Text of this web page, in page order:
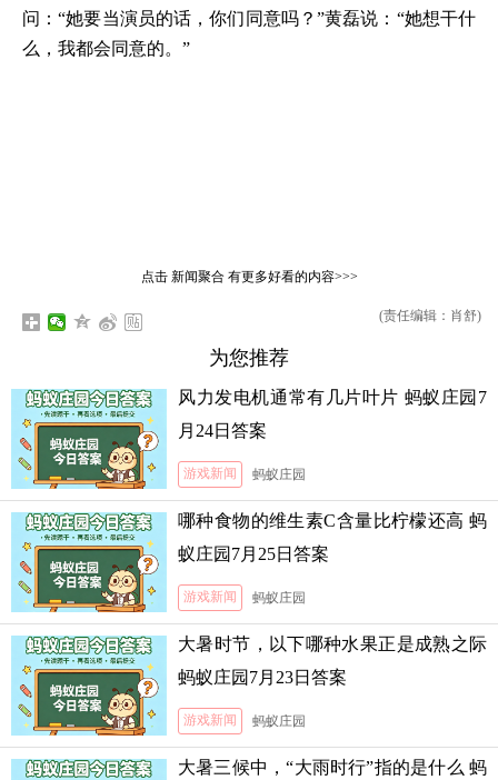
问：“她要当演员的话，你们同意吗？”黄磊说：“她想干什
么，我都会同意的。”
点击 新闻聚合有更多好看的内容>>>
(责任编辑：肖舒)
为您推荐
风力发电机通常有几片叶片 蚂蚁庄园7
月24日答案
游戏新闻 蚂蚁庄园
哪种食物的维生素C含量比柠檬还高 蚂
蚁庄园7月25日答案
游戏新闻 蚂蚁庄园
大暑时节，以下哪种水果正是成熟之际
蚂蚁庄园7月23日答案
游戏新闻 蚂蚁庄园
大暑三候中，“大雨时行”指的是什么 蚂